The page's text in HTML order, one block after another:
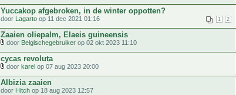
Yuccakop afgebroken, in de winter oppotten?
1 2
door Lagarto op 11 dec 2021 01:16
Zaaien oliepalm, Elaeis guineensis
door Belgischegebruiker op 02 okt 2023 11:10
cycas revoluta
door karel op 07 aug 2023 20:00
Albizia zaaien
door Hitch op 18 aug 2023 12:57